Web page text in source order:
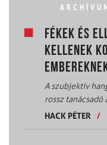
FÉKEK ÉS
KELLENEK
A szubjektív
rossz
HACK PÉTER
/